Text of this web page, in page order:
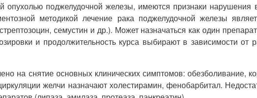
опухолью поджелудочной железы, имеются признаки
методикой лечение рака поджелудочной железы
семустин и др.). Может назначаться как один
и продолжительность курса выбирают в зависимости от
на снятие основных клинических симптомов: обезболивание,
желчи назначают холестирамин, фенобарбитал.